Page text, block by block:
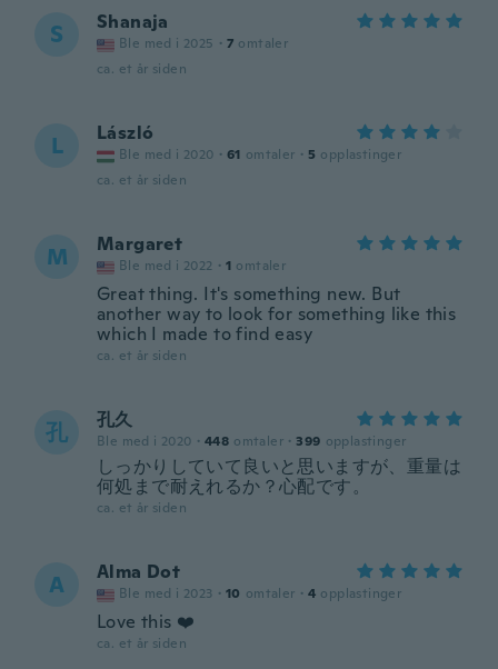
S Shanaja
Ble med i 2025 · 7 omtaler
ca. et år siden
L László
Ble med i 2020 · 61 omtaler · 5 opplastinger
ca. et år siden
M Margaret
Ble med i 2022 · 1 omtaler
Great thing. It's something new. But
another way to look for something like this
which I made to find easy
ca. et år siden
孔 孔久
Ble med i 2020 · 448 omtaler · 399 opplastinger
しっかりしていて良いと思いますが、重量は
何処まで耐えれるか？心配です。
ca. et år siden
A Alma Dot
Ble med i 2023 · 10 omtaler · 4 opplastinger
Love this ❤️
ca. et år siden